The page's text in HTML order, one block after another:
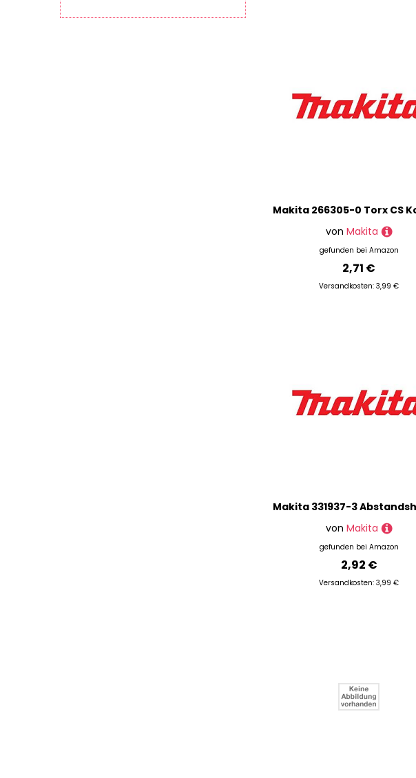
von Makita
gefunden bei Amazon
2,71 €
Versandkosten: 3,99 €
von Makita
gefunden bei Amazon
2,92 €
Versandkosten: 3,99 €